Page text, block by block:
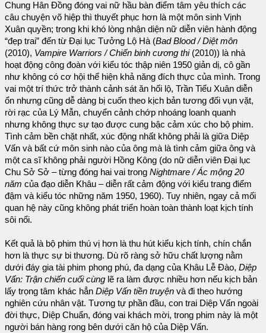
Chung Hân Đồng đóng vai nữ hầu bàn điểm tâm yêu thích các
câu chuyện võ hiệp thì thuyết phục hơn là một môn sinh Vịnh
Xuân quyền; trong khi khó lòng nhận diện nữ diễn viên hành động
“đẹp trai” đến từ Đại lục Tưởng Lộ Hà (Bad Blood / Diệt môn
(2010), Vampire Warriors / Chiến binh cương thi(2010)) là nhà
hoạt động công đoàn với kiểu tóc thập niên 1950 giản dị, cô gần
như không có cơ hội thể hiện khả năng đích thực của mình. Trong
vai một trí thức trở thành cảnh sát ăn hối lộ, Trần Tiểu Xuân diễn
ổn nhưng cũng dễ dàng bị cuốn theo kịch bản tương đối vụn vặt,
rời rạc của Lý Mẫn, chuyển cảnh chớp nhoáng loanh quanh
nhưng không thực sự tạo được cung bậc cảm xúc cho bộ phim.
Tình cảm bền chặt nhất, xúc động nhất không phải là giữa Diệp
Vấn và bất cứ môn sinh nào của ông mà là tình cảm giữa ông và
một ca sĩ không phải người Hồng Kông (do nữ diễn viên Đại lục
Chu Sở Sở – từng đóng hai vai trong Nightmare / Ác mộng 20
năm của đạo diễn Khâu – diễn rất cảm động với kiểu trang điểm
đậm và kiểu tóc những năm 1950, 1960). Tuy nhiên, ngay cả mối
quan hệ này cũng không phát triển hoàn toàn thành loạt kịch tính
sôi nổi.
Kết quả là bộ phim thú vị hơn là thu hút kiểu kịch tính, chín chắn
hơn là thực sự bi thương. Dù rõ ràng sở hữu chất lượng nằm
dưới đáy gia tài phim phong phú, đa dạng của Khâu Lễ Đào, Diệp
Vấn: Trận chiến cuối cùng lẽ ra làm được nhiều hơn nếu kịch bản
lấy trọng tâm khác hẳn Diệp Vấn tiền truyện và đi theo hướng
nghiên cứu nhân vật. Tương tự phần đầu, con trai Diệp Vấn ngoài
đời thực, Diệp Chuẩn, đóng vai khách mời, trong phim này là một
người bán hàng rong bên dưới căn hộ của Diệp Vấn.